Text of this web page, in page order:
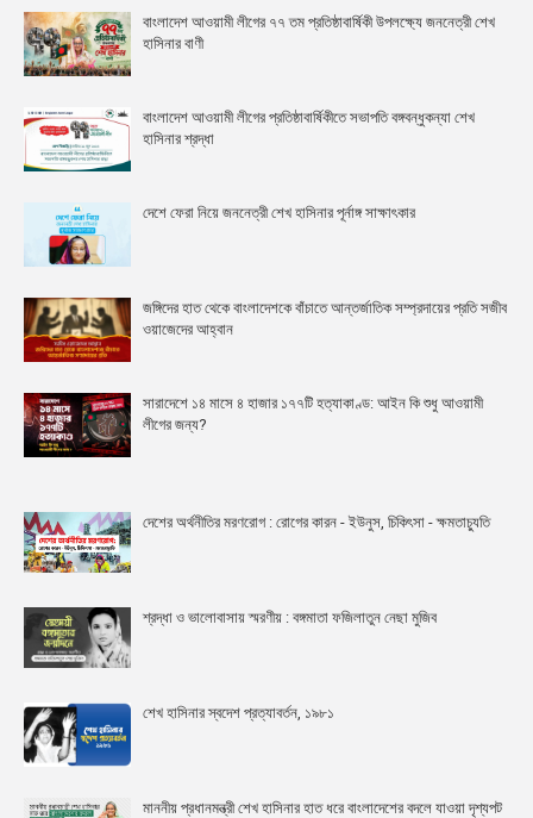
বাংলাদেশ আওয়ামী লীগের ৭৭ তম প্রতিষ্ঠাবার্ষিকী উপলক্ষ্যে জননেত্রী শেখ
হাসিনার বাণী
বাংলাদেশ আওয়ামী লীগের প্রতিষ্ঠাবার্ষিকীতে সভাপতি বঙ্গবন্ধুকন্যা শেখ
হাসিনার শ্রদ্ধা
দেশে ফেরা নিয়ে জননেত্রী শেখ হাসিনার পূর্নাঙ্গ সাক্ষাৎকার
জঙ্গিদের হাত থেকে বাংলাদেশকে বাঁচাতে আন্তর্জাতিক সম্প্রদায়ের প্রতি সজীব
ওয়াজেদের আহ্বান
সারাদেশে ১৪ মাসে ৪ হাজার ১৭৭টি হত্যাকাণ্ড: আইন কি শুধু আওয়ামী
লীগের জন্য?
দেশের অর্থনীতির মরণরোগ : রোগের কারন - ইউনুস, চিকিৎসা - ক্ষমতাচ্যুতি
শ্রদ্ধা ও ভালোবাসায় স্মরণীয় : বঙ্গমাতা ফজিলাতুন নেছা মুজিব
শেখ হাসিনার স্বদেশ প্রত্যাবর্তন, ১৯৮১
মাননীয় প্রধানমন্ত্রী শেখ হাসিনার হাত ধরে বাংলাদেশের বদলে যাওয়া দৃশ্যপট